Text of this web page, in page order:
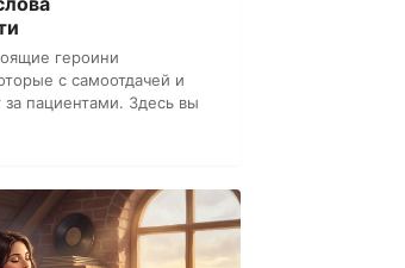
героини
с самоотдачей и
пациентами. Здесь вы